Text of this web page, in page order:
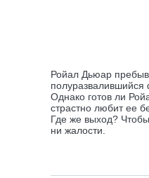
Ройал Дьюар
полуразвалившийся
Однако готов ли
страстно любит ее
Где же выход?
ни жалости.